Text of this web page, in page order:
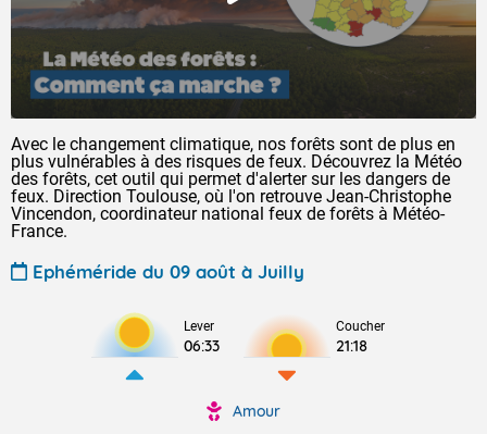
Avec le changement climatique, nos forêts sont de plus en
plus vulnérables à des risques de feux. Découvrez la Météo
des forêts, cet outil qui permet d'alerter sur les dangers de
feux. Direction Toulouse, où l'on retrouve Jean-Christophe
Vincendon, coordinateur national feux de forêts à Météo-
France.
Ephéméride du 09 août à Juilly
Lever
06:33
Coucher
21:18
Amour